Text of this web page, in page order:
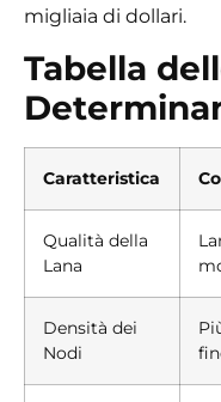
migliaia di dollari.
Tabella
Caratteristica
Qualità della
Lana
Densità dei
Nodi